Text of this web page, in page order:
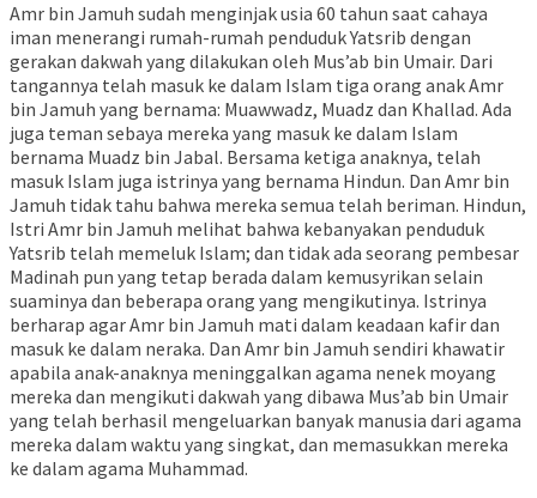
Amr bin Jamuh sudah menginjak usia 60 tahun saat cahaya
iman menerangi rumah-rumah penduduk Yatsrib dengan
gerakan dakwah yang dilakukan oleh Mus’ab bin Umair. Dari
tangannya telah masuk ke dalam Islam tiga orang anak Amr
bin Jamuh yang bernama: Muawwadz, Muadz dan Khallad. Ada
juga teman sebaya mereka yang masuk ke dalam Islam
bernama Muadz bin Jabal. Bersama ketiga anaknya, telah
masuk Islam juga istrinya yang bernama Hindun. Dan Amr bin
Jamuh tidak tahu bahwa mereka semua telah beriman. Hindun,
Istri Amr bin Jamuh melihat bahwa kebanyakan penduduk
Yatsrib telah memeluk Islam; dan tidak ada seorang pembesar
Madinah pun yang tetap berada dalam kemusyrikan selain
suaminya dan beberapa orang yang mengikutinya. Istrinya
berharap agar Amr bin Jamuh mati dalam keadaan kafir dan
masuk ke dalam neraka. Dan Amr bin Jamuh sendiri khawatir
apabila anak-anaknya meninggalkan agama nenek moyang
mereka dan mengikuti dakwah yang dibawa Mus’ab bin Umair
yang telah berhasil mengeluarkan banyak manusia dari agama
mereka dalam waktu yang singkat, dan memasukkan mereka
ke dalam agama Muhammad.